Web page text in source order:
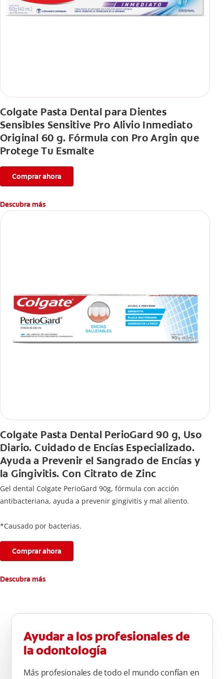
Colgate Pasta Dental para Dientes
Sensibles Sensitive Pro Alivio Inmediato
Original 60 g. Fórmula con Pro Argin que
Protege Tu Esmalte
Comprar ahora
Descubra más
Colgate Pasta Dental PerioGard 90 g, Uso
Diario. Cuidado de Encías Especializado.
Ayuda a Prevenir el Sangrado de Encías y
la Gingivitis. Con Citrato de Zinc
Gel dental Colgate PerioGard 90g, fórmula con acción
antibacteriana, ayuda a prevenir gingivitis y mal aliento.
*Causado por bacterias.
Comprar ahora
Descubra más
Ayudar a los profesionales de
la odontología
Más profesionales de todo el mundo confían en